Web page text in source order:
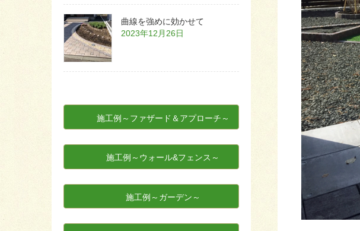
曲線を強めに効かせて
2023年12月26日
施工例～ファザード＆アプローチ～
施工例～ウォール&フェンス～
施工例～ガーデン～